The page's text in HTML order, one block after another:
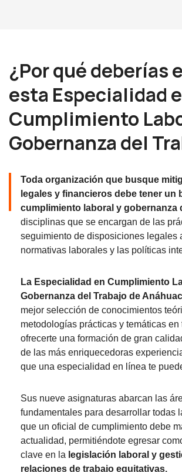
¿Por qué deberías
esta Especialidad
Cumplimiento
Gobernanza del
Toda organización que busque
legales y financieros debe tener un
cumplimiento laboral y gobernanza
disciplinas que se encargan de las
seguimiento de disposiciones legales
normativas laborales y las políticas
La Especialidad en Cumplimiento
Gobernanza del Trabajo de
mejor selección de conocimientos
metodologías prácticas y temáticas en
ofrecerte una formación de gran
de las más enriquecedoras
que una especialidad en línea te
Sus nueve asignaturas abarcan las
fundamentales para desarrollar todas
que un oficial de cumplimiento debe
actualidad, permitiéndote egresar
clave en la legislación laboral y
relaciones de trabajo equitativas.